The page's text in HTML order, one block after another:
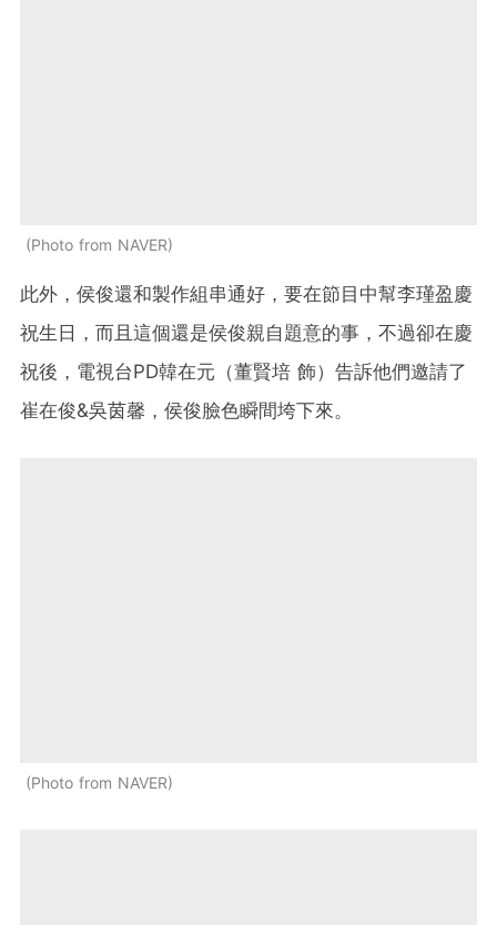
Photo from NAVER
此外，侯俊還和製作組串通好，要在節目中幫李瑾盈慶
祝生日，而且這個還是侯俊親自題意的事，不過卻在慶
祝後，電視台PD韓在元（董賢培 飾）告訴他們邀請了
崔在俊&吳茵馨，侯俊臉色瞬間垮下來。
Photo from NAVER